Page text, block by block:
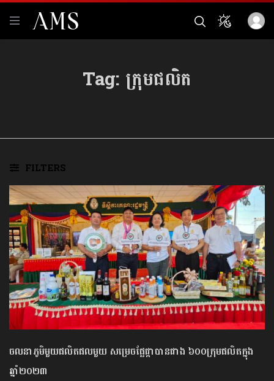
Tag: ក្រុមផលិត
FILTERS
ចលនាភូមិមួយផលិតផលមួយ សម្រេចផ្លែផ្កាបានជាង ៦០០ក្រុមផលិតក្នុង
ឆ្នាំ២០២៣